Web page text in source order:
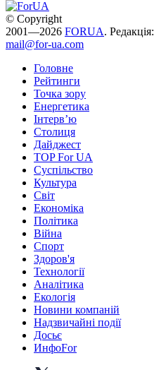
© Copyright
2001—2026 FORUA. Редакція:
mail@for-ua.com
Головне
Рейтинги
Точка зору
Енергетика
Інтерв’ю
Столиця
Дайджест
TOP For UA
Суспiльство
Культура
Світ
Економіка
Політика
Війна
Спорт
Здоров'я
Технології
Аналітика
Екологія
Новини компаній
Надзвичайні події
Досьє
ИнфоFor